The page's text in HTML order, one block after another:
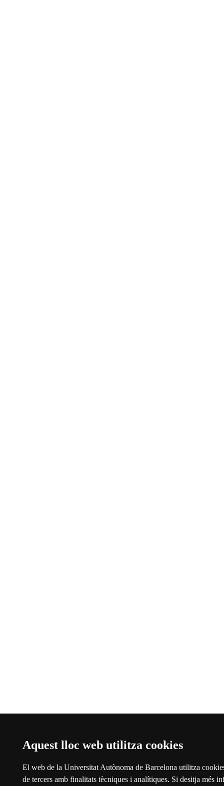
Aquest lloc web utilitza cookies
El web de la Universitat Autònoma de Barcelona utilitza
de tercers amb finalitats tècniques i analítiques. Si desitja més